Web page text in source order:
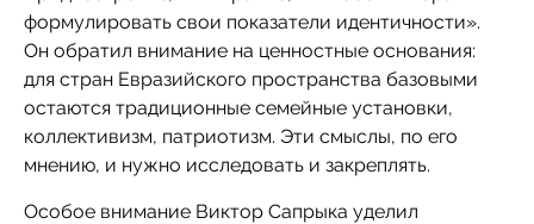
формулировать свои показатели идентичности».
Он обратил внимание на ценностные основания:
для стран Евразийского пространства базовыми
остаются традиционные семейные установки,
коллективизм, патриотизм. Эти смыслы, по его
мнению, и нужно исследовать и закреплять.
Особое внимание Виктор Сапрыка уделил